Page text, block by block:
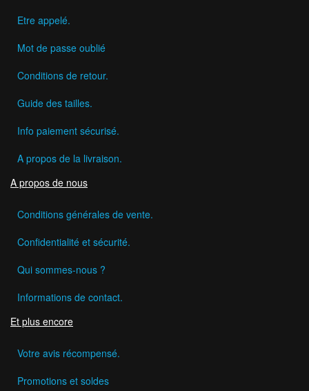
Etre appelé.
Mot de passe oublié
Conditions de retour.
Guide des tailles.
Info paiement sécurisé.
A propos de la livraison.
A propos de nous
Conditions générales de vente.
Confidentialité et sécurité.
Qui sommes-nous ?
Informations de contact.
Et plus encore
Votre avis récompensé.
Promotions et soldes